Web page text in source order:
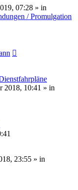
07:28 » in
/ Promulgation
2018, 10:41 » in
23:55 » in